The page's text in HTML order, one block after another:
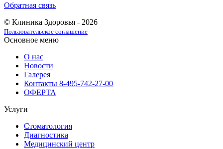
Обратная связь
© Клиника Здоровья - 2026
Пользовательское соглашение
Основное меню
О нас
Новости
Галерея
Контакты 8-495-742-27-00
ОФЕРТА
Услуги
Стоматология
Диагностика
Медицинский центр